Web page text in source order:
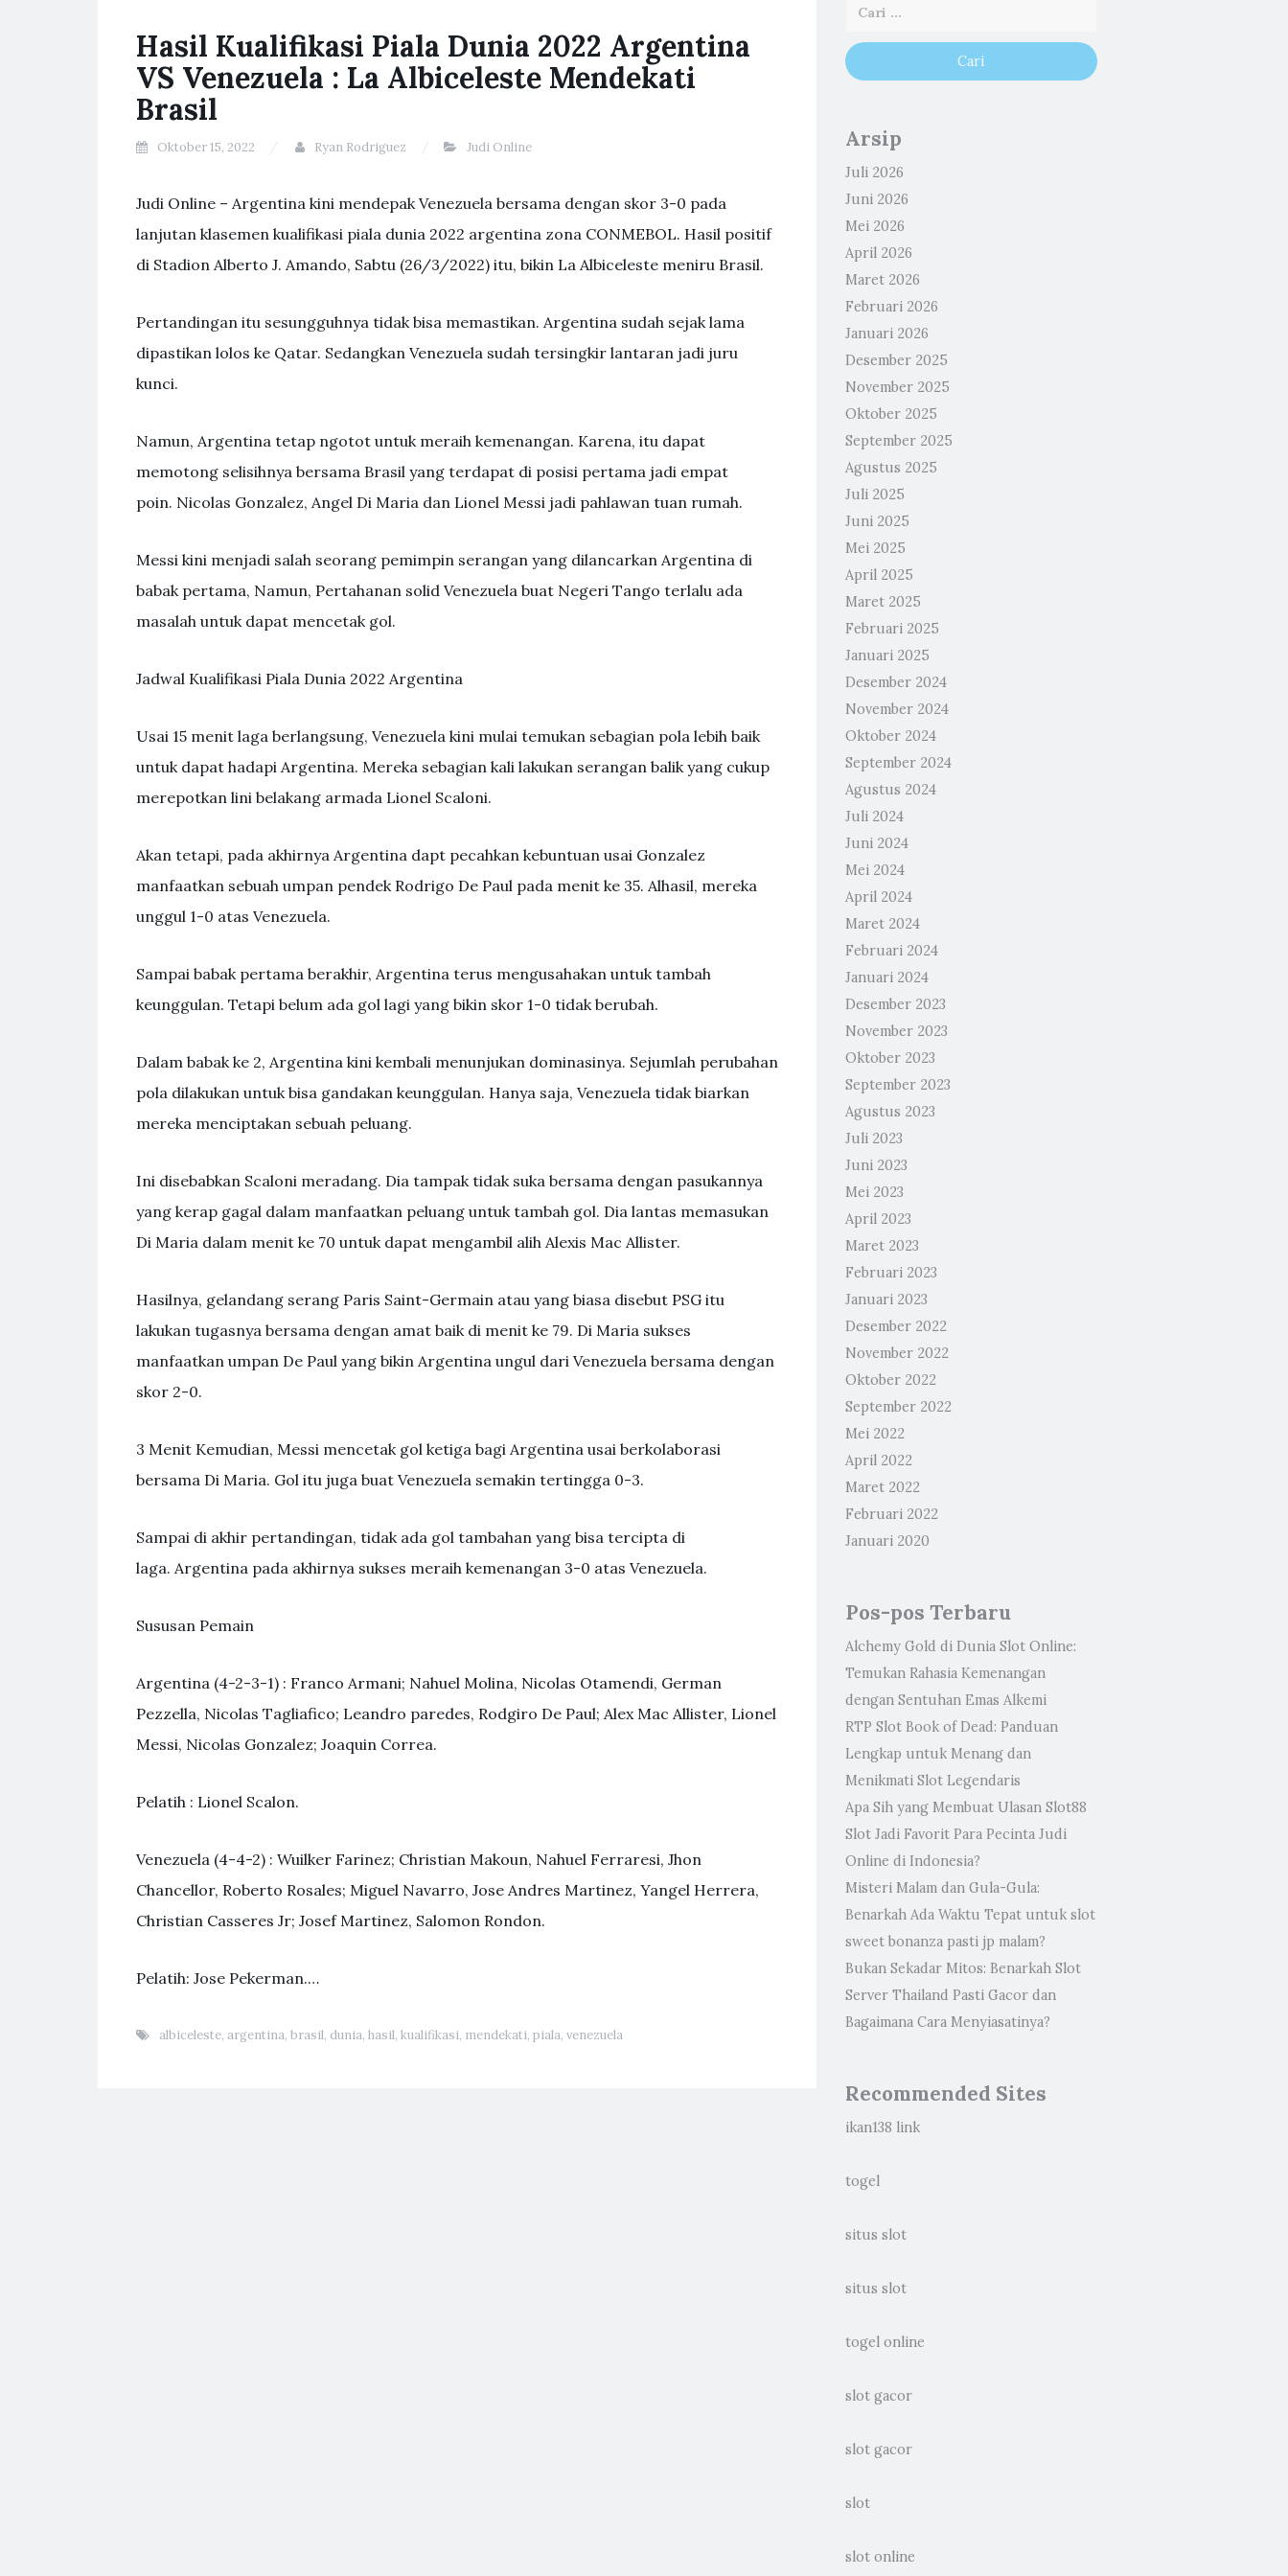
Hasil Kualifikasi Piala Dunia 2022 Argentina
VS Venezuela : La Albiceleste Mendekati
Brasil
Oktober 15, 2022 Ryan Rodriguez Judi Online
Judi Online – Argentina kini mendepak Venezuela bersama dengan skor 3-0 pada
lanjutan klasemen kualifikasi piala dunia 2022 argentina zona CONMEBOL. Hasil positif
di Stadion Alberto J. Amando, Sabtu (26/3/2022) itu, bikin La Albiceleste meniru Brasil.
Pertandingan itu sesungguhnya tidak bisa memastikan. Argentina sudah sejak lama
dipastikan lolos ke Qatar. Sedangkan Venezuela sudah tersingkir lantaran jadi juru
kunci.
Namun, Argentina tetap ngotot untuk meraih kemenangan. Karena, itu dapat
memotong selisihnya bersama Brasil yang terdapat di posisi pertama jadi empat
poin. Nicolas Gonzalez, Angel Di Maria dan Lionel Messi jadi pahlawan tuan rumah.
Messi kini menjadi salah seorang pemimpin serangan yang dilancarkan Argentina di
babak pertama, Namun, Pertahanan solid Venezuela buat Negeri Tango terlalu ada
masalah untuk dapat mencetak gol.
Jadwal Kualifikasi Piala Dunia 2022 Argentina
Usai 15 menit laga berlangsung, Venezuela kini mulai temukan sebagian pola lebih baik
untuk dapat hadapi Argentina. Mereka sebagian kali lakukan serangan balik yang cukup
merepotkan lini belakang armada Lionel Scaloni.
Akan tetapi, pada akhirnya Argentina dapt pecahkan kebuntuan usai Gonzalez
manfaatkan sebuah umpan pendek Rodrigo De Paul pada menit ke 35. Alhasil, mereka
unggul 1-0 atas Venezuela.
Sampai babak pertama berakhir, Argentina terus mengusahakan untuk tambah
keunggulan. Tetapi belum ada gol lagi yang bikin skor 1-0 tidak berubah.
Dalam babak ke 2, Argentina kini kembali menunjukan dominasinya. Sejumlah perubahan
pola dilakukan untuk bisa gandakan keunggulan. Hanya saja, Venezuela tidak biarkan
mereka menciptakan sebuah peluang.
Ini disebabkan Scaloni meradang. Dia tampak tidak suka bersama dengan pasukannya
yang kerap gagal dalam manfaatkan peluang untuk tambah gol. Dia lantas memasukan
Di Maria dalam menit ke 70 untuk dapat mengambil alih Alexis Mac Allister.
Hasilnya, gelandang serang Paris Saint-Germain atau yang biasa disebut PSG itu
lakukan tugasnya bersama dengan amat baik di menit ke 79. Di Maria sukses
manfaatkan umpan De Paul yang bikin Argentina ungul dari Venezuela bersama dengan
skor 2-0.
3 Menit Kemudian, Messi mencetak gol ketiga bagi Argentina usai berkolaborasi
bersama Di Maria. Gol itu juga buat Venezuela semakin tertingga 0-3.
Sampai di akhir pertandingan, tidak ada gol tambahan yang bisa tercipta di
laga. Argentina pada akhirnya sukses meraih kemenangan 3-0 atas Venezuela.
Sususan Pemain
Argentina (4-2-3-1) : Franco Armani; Nahuel Molina, Nicolas Otamendi, German
Pezzella, Nicolas Tagliafico; Leandro paredes, Rodgiro De Paul; Alex Mac Allister, Lionel
Messi, Nicolas Gonzalez; Joaquin Correa.
Pelatih : Lionel Scalon.
Venezuela (4-4-2) : Wuilker Farinez; Christian Makoun, Nahuel Ferraresi, Jhon
Chancellor, Roberto Rosales; Miguel Navarro, Jose Andres Martinez, Yangel Herrera,
Christian Casseres Jr; Josef Martinez, Salomon Rondon.
Pelatih: Jose Pekerman.…
albiceleste, argentina, brasil, dunia, hasil, kualifikasi, mendekati, piala, venezuela
Arsip
Juli 2026
Juni 2026
Mei 2026
April 2026
Maret 2026
Februari 2026
Januari 2026
Desember 2025
November 2025
Oktober 2025
September 2025
Agustus 2025
Juli 2025
Juni 2025
Mei 2025
April 2025
Maret 2025
Februari 2025
Januari 2025
Desember 2024
November 2024
Oktober 2024
September 2024
Agustus 2024
Juli 2024
Juni 2024
Mei 2024
April 2024
Maret 2024
Februari 2024
Januari 2024
Desember 2023
November 2023
Oktober 2023
September 2023
Agustus 2023
Juli 2023
Juni 2023
Mei 2023
April 2023
Maret 2023
Februari 2023
Januari 2023
Desember 2022
November 2022
Oktober 2022
September 2022
Mei 2022
April 2022
Maret 2022
Februari 2022
Januari 2020
Pos-pos Terbaru
Alchemy Gold di Dunia Slot Online:
Temukan Rahasia Kemenangan
dengan Sentuhan Emas Alkemi
RTP Slot Book of Dead: Panduan
Lengkap untuk Menang dan
Menikmati Slot Legendaris
Apa Sih yang Membuat Ulasan Slot88
Slot Jadi Favorit Para Pecinta Judi
Online di Indonesia?
Misteri Malam dan Gula-Gula:
Benarkah Ada Waktu Tepat untuk slot
sweet bonanza pasti jp malam?
Bukan Sekadar Mitos: Benarkah Slot
Server Thailand Pasti Gacor dan
Bagaimana Cara Menyiasatinya?
Recommended Sites
ikan138 link
togel
situs slot
situs slot
togel online
slot gacor
slot gacor
slot
slot online